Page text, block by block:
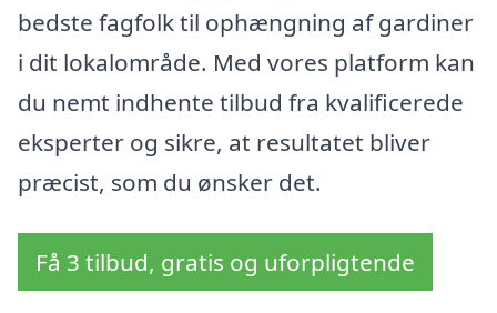
bedste fagfolk til ophængning af gardiner
i dit lokalområde. Med vores platform kan
du nemt indhente tilbud fra kvalificerede
eksperter og sikre, at resultatet bliver
præcist, som du ønsker det.
Få 3 tilbud, gratis og uforpligtende